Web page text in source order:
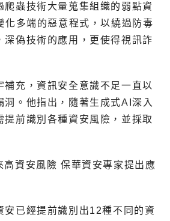
爬蟲技術大量蒐集組織的弱點資
化多端的惡意程式，以繞過防毒
深偽技術的應用，更使得視訊詐
補充，資訊安全意識不足一直以
洞。他指出，隨著生成式AI深入
提前識別各種資安風險，並採取
安已經提前識別出12種不同的資